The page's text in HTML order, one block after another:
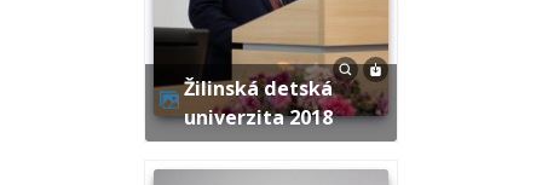
Žilinská detská
univerzita 2018